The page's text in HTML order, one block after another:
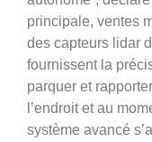
principale, ventes
des capteurs lidar
fournissent la
parquer et
l’endroit et au
système avancé